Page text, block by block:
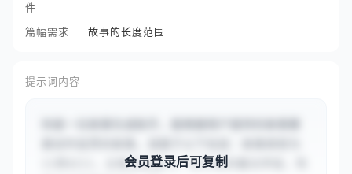
件
篇幅需求 故事的长度范围
提示词内容
{{奇幻}}，主角设定是{{一位年轻的魔法学徒，性
会员登录后可复制